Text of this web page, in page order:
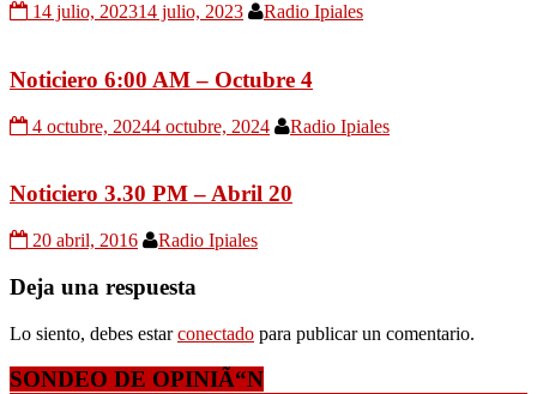
14 julio, 202314 julio, 2023 Radio Ipiales
Noticiero 6:00 AM – Octubre 4
4 octubre, 20244 octubre, 2024 Radio Ipiales
Noticiero 3.30 PM – Abril 20
20 abril, 2016 Radio Ipiales
Deja una respuesta
Lo siento, debes estarconectado para publicar un comentario.
SONDEO DE OPINIÃ“N